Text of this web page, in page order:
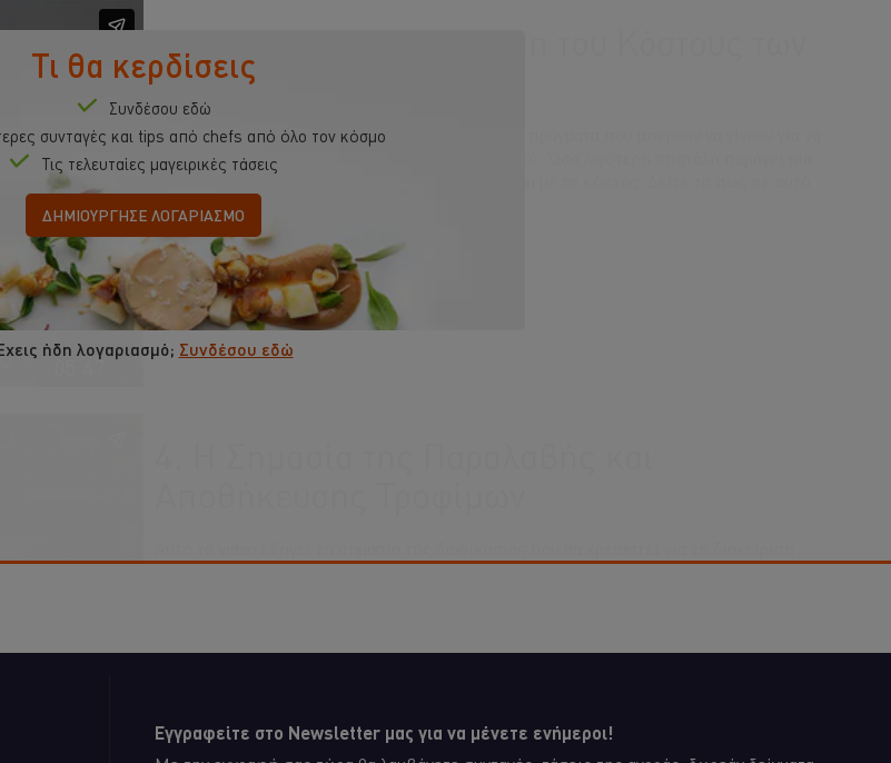
If you
05:47
3. Αποτελεσματική Χρήση του Κόστους των
Συστατικών
Μόλις σχεδιαστεί ένα μενού, υπάρχουν επιπλέον πράγματα που μπορούν να γίνουν για να
πάρετε το περισσότερο δυνατό από ένα συστατικό. Όσο λιγότερη σπατάλη παράγει μία
κουζίνα, τόσο πιο αποτελεσματική είναι σε σχέση με το κόστος. Δείτε το πως σε αυτό
της παραλαβής και της αποθήκευσης τροφίμων, χρησιμοποιώντας τον οδηγό για την
Τι θα κερδίσεις
Συνδέσου εδώ
συνταγές και tips από chefs από όλο τον κόσμο
Τις τελευταίες μαγειρικές τάσεις
ΔΗΜΙΟΎΡΓΗΣΕ ΛΟΓΑΡΙΑΣΜΌ
ήδη λογαριασμό; Συνδέσου εδώ
Εγγραφείτε στο Newsletter μας για να μένετε ενήμεροι!